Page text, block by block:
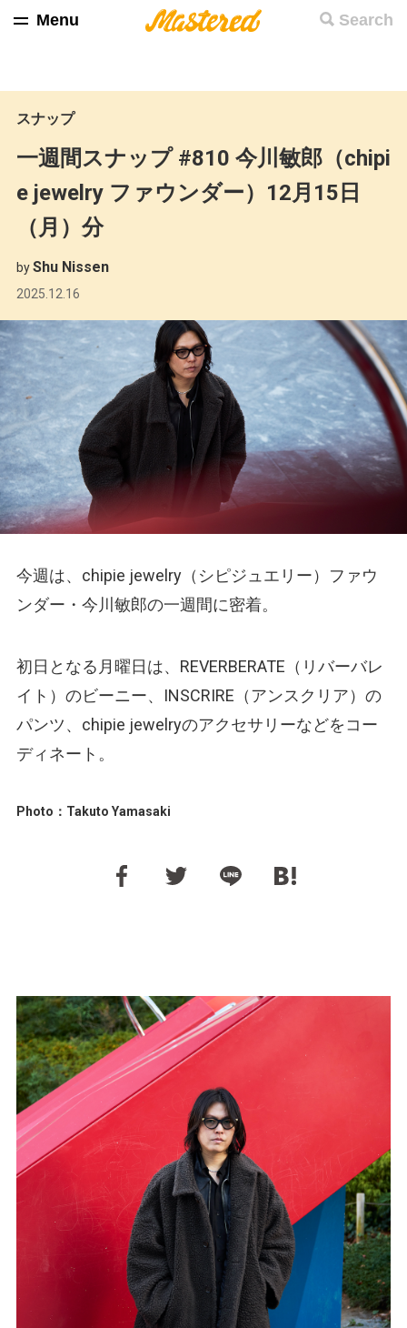
Search
Menu
スナップ
一週間スナップ #810 今川敏郎（chipi
e jewelry ファウンダー）12月15日
（月）分
byShu Nissen
2025.12.16
今週は、chipie jewelry（シピジュエリー）ファウ
ンダー・今川敏郎の一週間に密着。
初日となる月曜日は、REVERBERATE（リバーバレ
イト）のビーニー、INSCRIRE（アンスクリア）の
パンツ、chipie jewelryのアクセサリーなどをコー
ディネート。
Photo：Takuto Yamasaki